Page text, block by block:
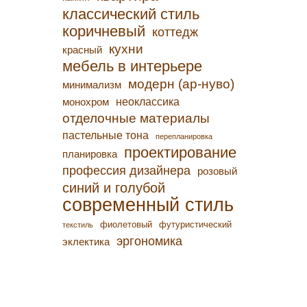
классический стиль
коричневый коттедж
красный кухни
мебель в интерьере
минимализм модерн (ар-нуво)
монохром неоклассика
отделочные материалы
пастельные тона перепланировка
планировка проектирование
профессия дизайнера розовый
синий и голубой
современный стиль
текстиль фиолетовый футуристический
эклектика эргономика